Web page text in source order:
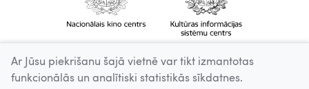
Ar Jūsu piekrišanu šajā vietnē var tikt izmantotas
funkcionālās un analītiski statistikās sīkdatnes.